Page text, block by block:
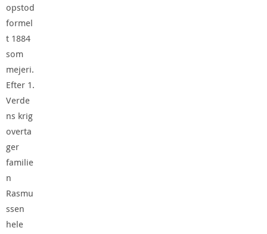
opstod
formel
t 1884
som
mejeri.
Efter 1.
Verde
ns krig
overta
ger
familie
n
Rasmu
ssen
hele